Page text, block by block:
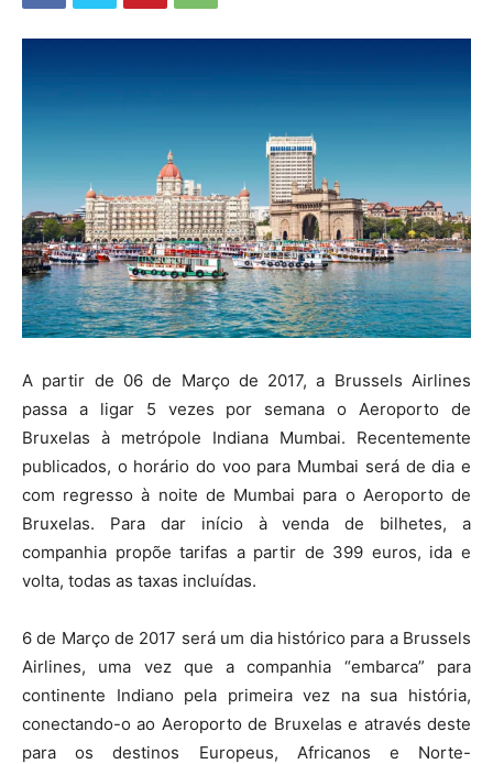
A partir de 06 de Março de 2017, a Brussels Airlines
passa a ligar 5 vezes por semana o Aeroporto de
Bruxelas à metrópole Indiana Mumbai. Recentemente
publicados, o horário do voo para Mumbai será de dia e
com regresso à noite de Mumbai para o Aeroporto de
Bruxelas. Para dar início à venda de bilhetes, a
companhia propõe tarifas a partir de 399 euros, ida e
volta, todas as taxas incluídas.
6 de Março de 2017 será um dia histórico para a Brussels
Airlines, uma vez que a companhia “embarca” para
continente Indiano pela primeira vez na sua história,
conectando-o ao Aeroporto de Bruxelas e através deste
para os destinos Europeus, Africanos e Norte-